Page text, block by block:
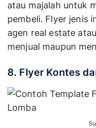
atau majalah untuk
pembeli. Flyer jenis
agen real estate
menjual maupun
8. Flyer Kontes